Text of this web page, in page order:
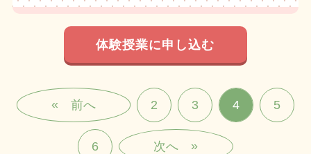
体験授業に申し込む
« 2 3 4 5
6 »